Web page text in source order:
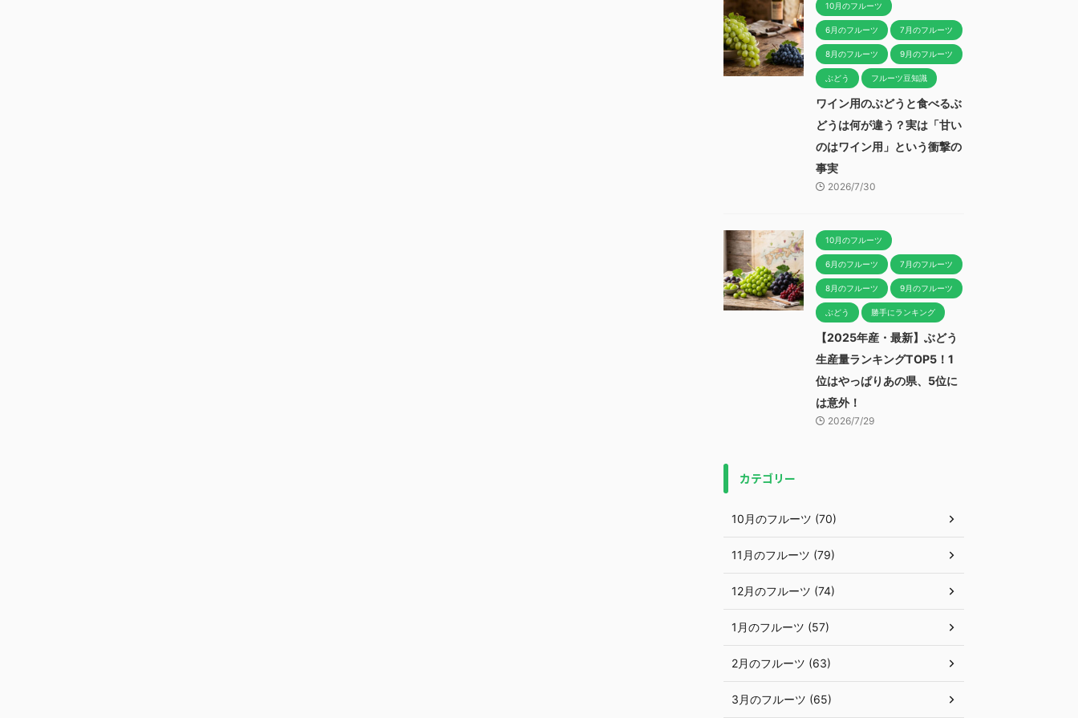
10月のフルーツ
6月のフルーツ 7月のフルーツ
8月のフルーツ 9月のフルーツ
ぶどう フルーツ豆知識
ワイン用のぶどうと食べるぶ
どうは何が違う？実は「甘い
のはワイン用」という衝撃の
事実
2026/7/30
10月のフルーツ
6月のフルーツ 7月のフルーツ
8月のフルーツ 9月のフルーツ
ぶどう 勝手にランキング
【2025年産・最新】ぶどう
生産量ランキングTOP5！1
位はやっぱりあの県、5位に
は意外！
2026/7/29
カテゴリー
10月のフルーツ (70)
11月のフルーツ (79)
12月のフルーツ (74)
1月のフルーツ (57)
2月のフルーツ (63)
3月のフルーツ (65)